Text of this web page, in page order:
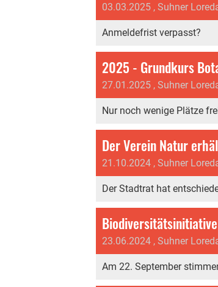
03.03.2025 , Suhner
Anmeldefrist verpasst?
2025 - Grundkurs
27.01.2025 , Suhner
Nur noch wenige Plätze
Der Verein Natur
21.10.2024 , Suhner
Der Stadtrat hat
23.06.2024 , Suhner
Am 22. September